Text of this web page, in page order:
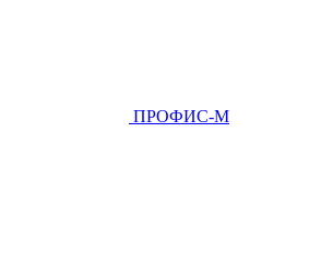
ПРОФИС-М